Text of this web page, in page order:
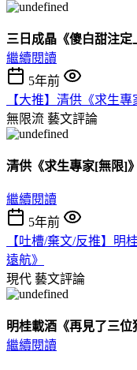
三日成晶《傻白甜注定
繼續閱讀
5年前
【大推】清供《求生專
無限流 藝文評論
清供《求生專家[無限]》
繼續閱讀
5年前
【吐槽/棄文/反推】明
遠航》
現代 藝文評論
明桂載酒《再見了三位
繼續閱讀